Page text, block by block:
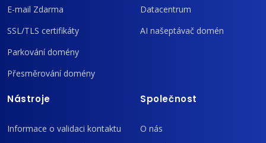
E-mail Zdarma
SSL/TLS certifikáty
Parkování domény
Přesměrování domény
Datacentrum
AI našeptávač domén
Nástroje
Informace o validaci kontaktu
Společnost
O nás